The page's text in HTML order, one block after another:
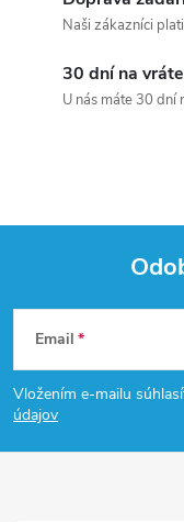
Naši zákazníci
30 dní na
U nás máte 30 dní
Z
á
p
Email
Vložením e-mailu
údajov